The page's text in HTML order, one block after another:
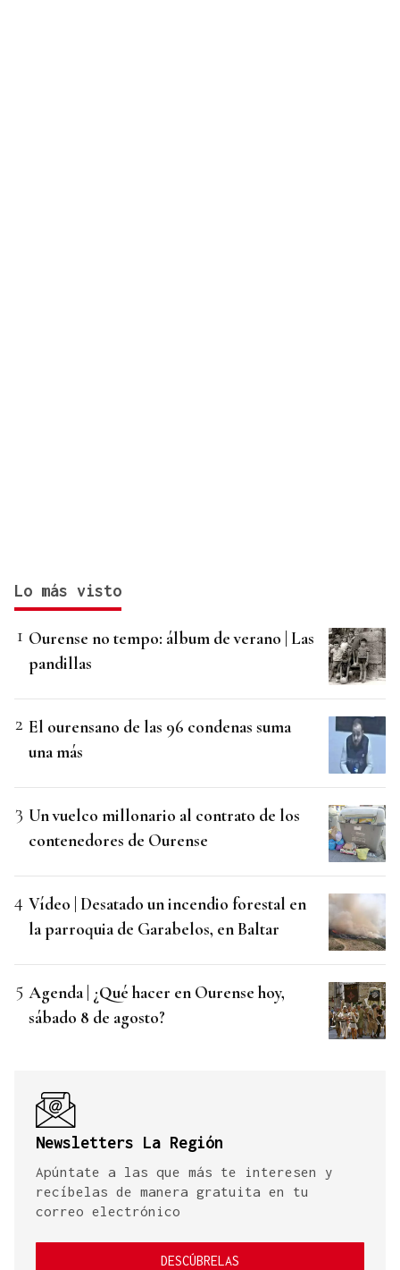
Lo más visto
Ourense no tempo: álbum de verano | Las
pandillas
El ourensano de las 96 condenas suma
una más
Un vuelco millonario al contrato de los
contenedores de Ourense
Vídeo | Desatado un incendio forestal en
la parroquia de Garabelos, en Baltar
Agenda | ¿Qué hacer en Ourense hoy,
sábado 8 de agosto?
Newsletters La Región
Apúntate a las que más te interesen y
recíbelas de manera gratuita en tu
correo electrónico
DESCÚBRELAS